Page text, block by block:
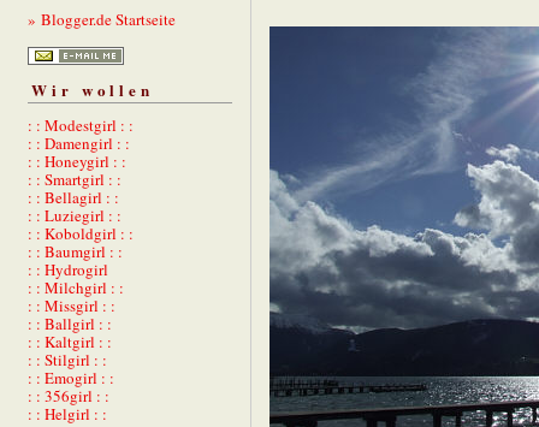
» Blogger.de Startseite
Wir wollen
: : Modestgirl : :
: : Damengirl : :
: : Honeygirl : :
: : Smartgirl : :
: : Bellagirl : :
: : Luziegirl : :
: : Koboldgirl : :
: : Baumgirl : :
: : Hydrogirl
: : Milchgirl : :
: : Missgirl : :
: : Ballgirl : :
: : Kaltgirl : :
: : Stilgirl : :
: : Emogirl : :
: : 356girl : :
: : Helgirl : :